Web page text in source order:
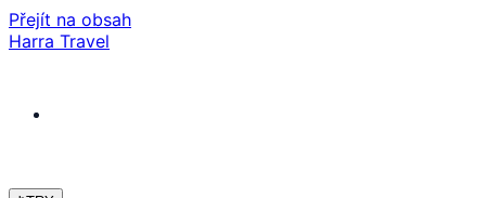
Přejít na obsah
Harra Travel